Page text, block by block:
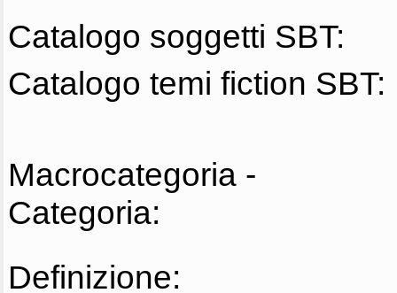
Catalogo soggetti SBT:
Catalogo temi fiction SBT:
Macrocategoria -
Categoria:
Definizione: